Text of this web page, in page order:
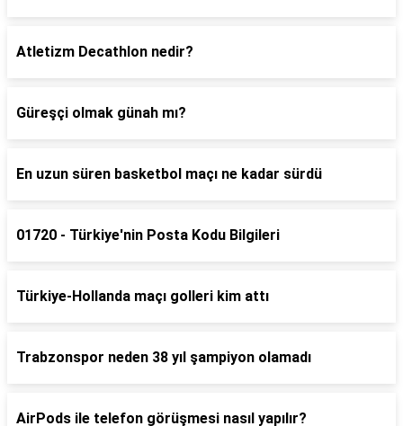
Atletizm Decathlon nedir?
Güreşçi olmak günah mı?
En uzun süren basketbol maçı ne kadar sürdü
01720 - Türkiye'nin Posta Kodu Bilgileri
Türkiye-Hollanda maçı golleri kim attı
Trabzonspor neden 38 yıl şampiyon olamadı
AirPods ile telefon görüşmesi nasıl yapılır?